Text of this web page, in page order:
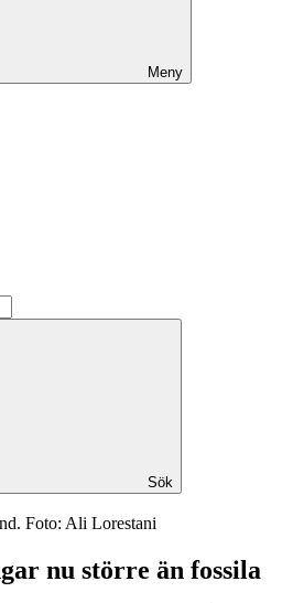
Meny
Sök
Foto: Ali Lorestani
nu större än fossila